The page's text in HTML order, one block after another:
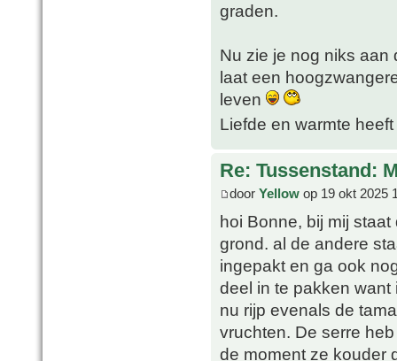
graden.
Nu zie je nog niks aan
laat een
leven
Liefde en warmte
Re: Tussenstand:
door Yellow op 19 okt 2025
hoi Bonne, bij mij
grond. al de andere
ingepakt en ga ook
deel in te pakken
nu rijp evenals de
vruchten. De serre
de moment ze kouder